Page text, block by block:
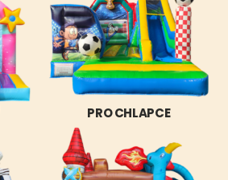
PRO CHLAPCE